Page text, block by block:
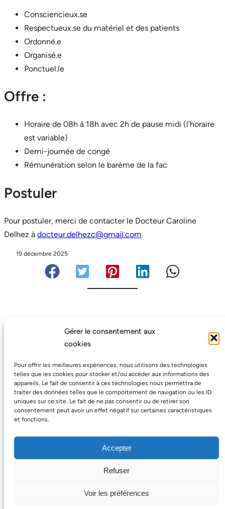
Gérer le consentement aux
cookies
Pour offrir les meilleures expériences, nous utilisons des technologies
telles que les cookies pour stocker et/ou accéder aux informations des
appareils. Le fait de consentir à ces technologies nous permettra de
traiter des données telles que le comportement de navigation ou les ID
uniques sur ce site. Le fait de ne pas consentir ou de retirer son
consentement peut avoir un effet négatif sur certaines caractéristiques
et fonctions.
Accepter
Refuser
Voir les préférences
Consciencieux.se
Respectueux.se du matériel et des patients
Ordonné.e
Organisé.e
Ponctuel.le
Offre :
Horaire de 08h à 18h avec 2h de pause midi (l’horaire
est variable)
Demi-journée de congé
Rémunération selon le barème de la fac
Postuler
Pour postuler, merci de contacter le Docteur Caroline
Delhez à docteur.delhezc@gmail.com
19 décembre 2025
AGEF.be ASBL
4 rue de la Marne, 4800 VERVIERS
Avec le soutien de la Région
Wallonne